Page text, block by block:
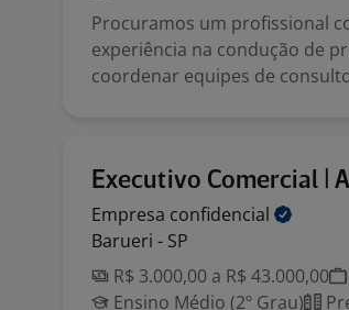
Procuramos um profissional
experiência na condução de
coordenar equipes de
Executivo Comercial |
Empresa confidencial
Barueri - SP
R$ 3.000,00 a R$ 43.000,00
Ensino Médio (2º Grau)